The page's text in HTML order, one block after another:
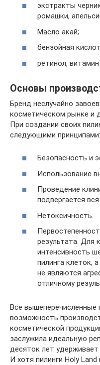
экстракты
ромашки,
Масло акай;
бензойная
ретинол,
Основы
Бренд неслучайно
косметическом рынке и
При создании своих
следующими принципами:
Безопасность и
Использование
Проведение
подвергается
Нетоксичность.
результата. Для
интенсивность
пилинга клеток,
не являются
отличному
Все
возможность
косметической
заслужила идеальную
десяток лет
И хотя пилинги Holy